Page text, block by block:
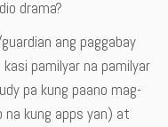
drama?
ang paggabay
pamilyar na pamilyar
pa kung paano mag-
kung apps yan) at